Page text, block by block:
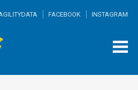
FACEBOOK INSTAGRAM